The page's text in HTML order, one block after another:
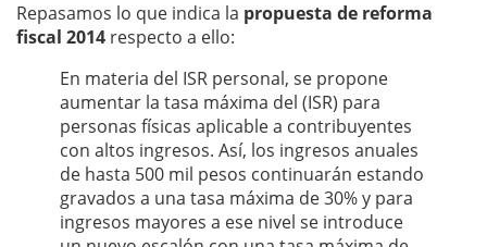
Repasamos lo que indica la propuesta de reforma
fiscal 2014 respecto a ello:
En materia del ISR personal, se propone
aumentar la tasa máxima del (ISR) para
personas físicas aplicable a contribuyentes
con altos ingresos. Así, los ingresos anuales
de hasta 500 mil pesos continuarán estando
gravados a una tasa máxima de 30% y para
ingresos mayores a ese nivel se introduce